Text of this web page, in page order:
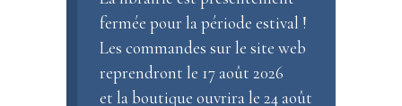
fermée pour la période estival !
Les commandes sur le site web
reprendront le 17 août 2026
et la boutique ouvrira le 24 août